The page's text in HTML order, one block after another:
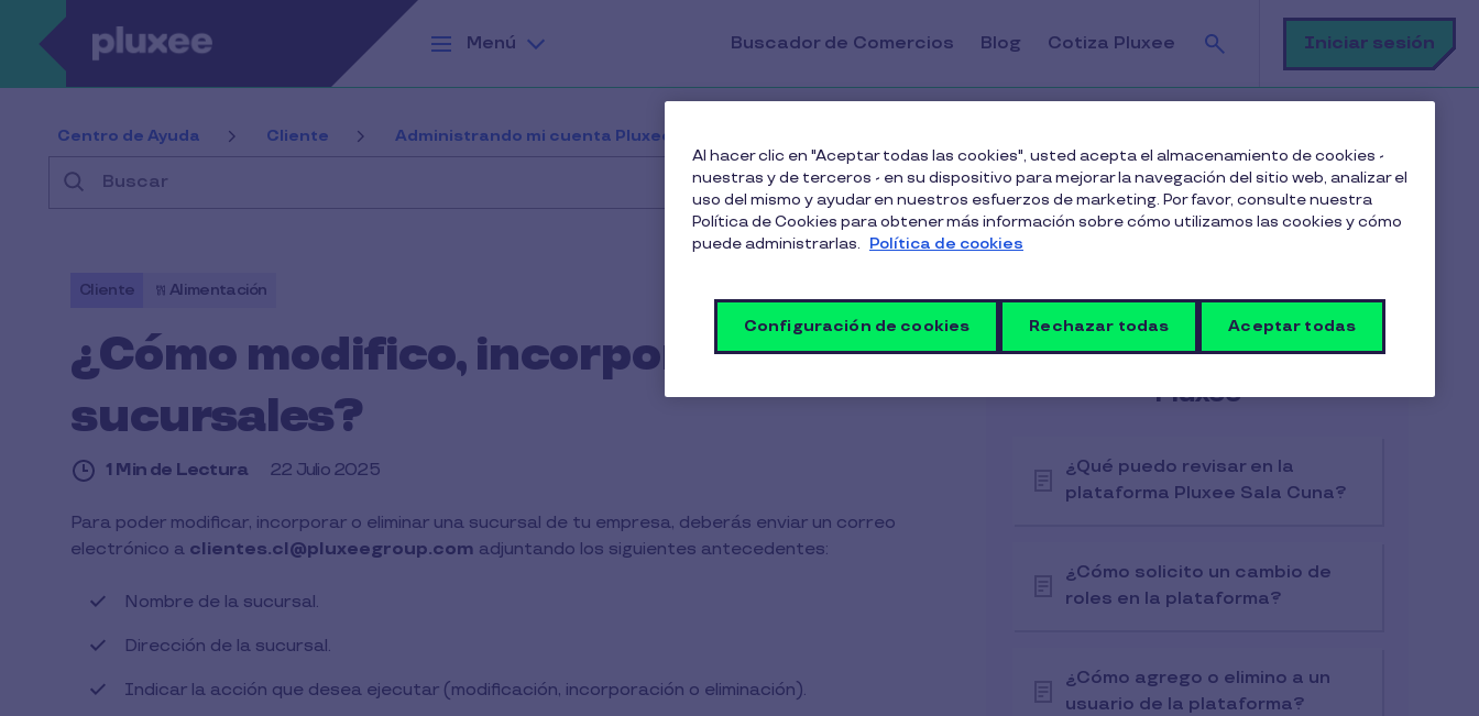
Pasar al contenido principal
Menú
Buscador de Comercios Blog Cotiza Pluxee
Buscar
Iniciar sesión
Centro de Ayuda Cliente Administrando mi cuenta Pluxee
Cliente Alimentación
¿Cómo modifico, incorporo o elimino
sucursales?
1 Min de Lectura 22 Julio 2025
1
de
Para poder modificar, incorporar o eliminar una sucursal de tu empresa, deberás enviar un correo
electrónico a clientes.cl@pluxeegroup.com adjuntando los siguientes antecedentes:
Nombre de la sucursal.
Dirección de la sucursal.
Indicar la acción que desea ejecutar (modificación, incorporación o eliminación).
Artículos en esta categoría
Administrando mi cuenta
Pluxee
¿Qué puedo revisar en la
plataforma Pluxee Sala Cuna?
¿Cómo solicito un cambio de
roles en la plataforma?
¿Cómo agrego o elimino a un
usuario de la plataforma?
Al hacer clic en "Aceptar todas las cookies", usted acepta el almacenamiento de cookies -
nuestras y de terceros - en su dispositivo para mejorar la navegación del sitio web, analizar el
uso del mismo y ayudar en nuestros esfuerzos de marketing. Por favor, consulte nuestra
Política de Cookies para obtener más información sobre cómo utilizamos las cookies y cómo
puede administrarlas. Política de cookies
Configuración de cookies Rechazar todas Aceptar todas